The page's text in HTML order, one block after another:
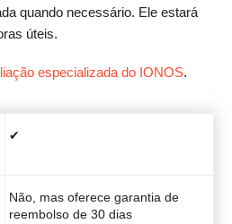
quando necessário. Ele estará
úteis.
especializada do IONOS.
✔
Não, mas oferece garantia de
reembolso de 30 dias